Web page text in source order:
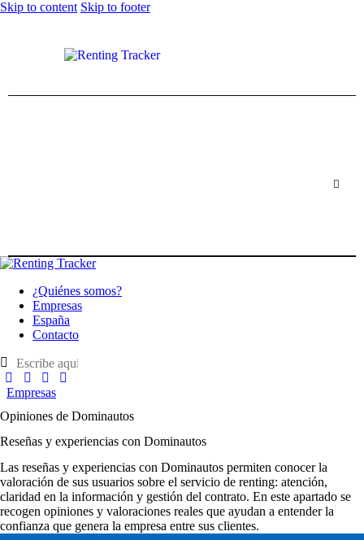
Skip to content Skip to footer
¿Quiénes somos?
Empresas
España
Contacto
Empresas
Opiniones de Dominautos
Reseñas y experiencias con Dominautos
Las reseñas y experiencias con Dominautos permiten conocer la
valoración de sus usuarios sobre el servicio de renting: atención,
claridad en la información y gestión del contrato. En este apartado se
recogen opiniones y valoraciones reales que ayudan a entender la
confianza que genera la empresa entre sus clientes.